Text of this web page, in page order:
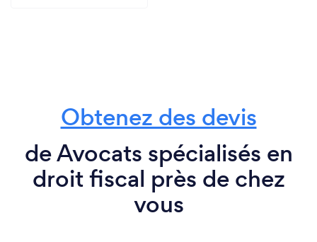
Obtenez des devis
de Avocats spécialisés en
droit fiscal près de chez
vous